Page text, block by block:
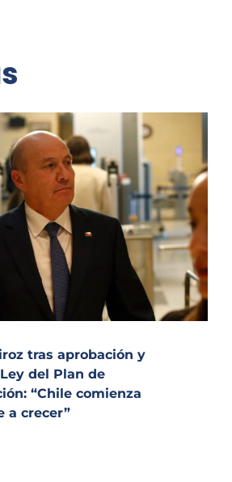
tras aprobación y
del Plan de
“Chile comienza
a crecer”